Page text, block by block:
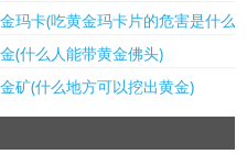
玛卡(吃黄金玛卡片的危害是什么呢)
(什么人能带黄金佛头)
矿(什么地方可以挖出黄金)